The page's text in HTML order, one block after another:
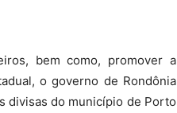
bem como, promover a
o governo de Rondônia
divisas do município de Porto